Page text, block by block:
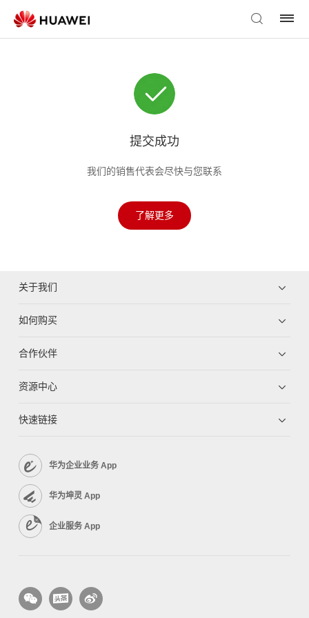
提交成功
我们的销售代表会尽快与您联系
了解更多
关于我们
如何购买
合作伙伴
资源中心
快速链接
华为企业业务 App
华为坤灵 App
企业服务 App